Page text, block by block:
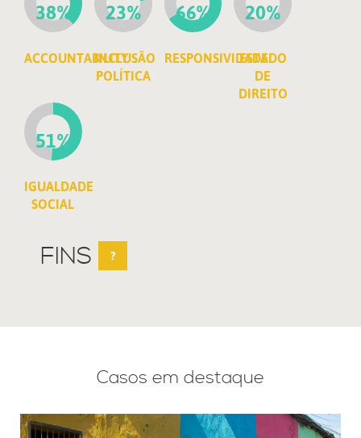
38%
ACCOUNTABILITY
23%
INCLUSÃO
POLÍTICA
66%
RESPONSIVIDADE
20%
ESTADO
DE
DIREITO
51%
IGUALDADE
SOCIAL
FINS ?
Casos em destaque